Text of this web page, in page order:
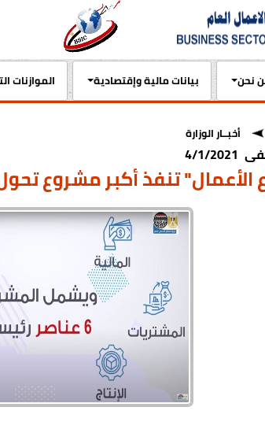
نحن بيانات مالية وإقتصادية الموازنات
أخبــار الوزارة
2021
الأعمال" تنفذ أكبر مشروع